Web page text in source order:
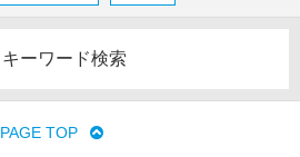
キーワード検索
PAGE TOP